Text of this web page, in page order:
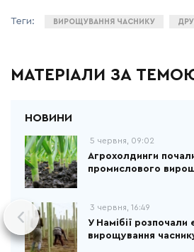
ВИРОЩУВАННЯ ЧАСНИКУ
МАТЕРІАЛИ ЗА
5 червня, 09:02
Агрохолдинги
промислового
3 червня, 16:49
У Намібії
вирощування